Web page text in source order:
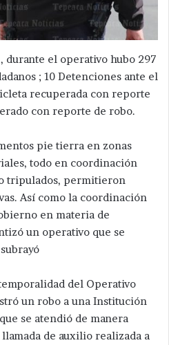
durante el operativo hubo 297
; 10 Detenciones ante el
recuperada con reporte
con reporte de robo.
pie tierra en zonas
todo en coordinación
tripulados, permitieron
Así como la coordinación
en materia de
un operativo que se
del Operativo
un robo a una Institución
se atendió de manera
de auxilio realizada a